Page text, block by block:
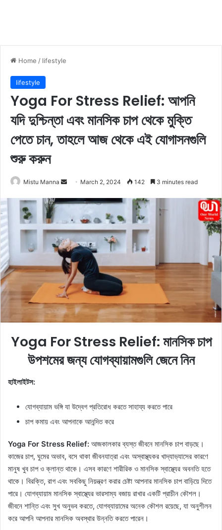
Home / lifestyle
lifestyle
Yoga For Stress Relief: আপনি
যদি দুশ্চিন্তা এবং মানসিক চাপ থেকে মুক্তি
পেতে চান, তাহলে আজ থেকে এই যোগাসনগুলি
শুরু করুন
Mistu Manna
n
a
n
e
m
a
i
l
March 2, 2024 142 3 minutes read
Yoga For Stress Relief: মানসিক চাপ
উপশমের জন্য যোগব্যায়ামগুলি জেনে নিন
হাইলাইটস:
যোগব্যায়াম ভঙ্গি যা উদ্বেগ প্রতিরোধ করতে সাহায্য করতে পারে
চাপ কমায় এবং আপনাকে আনন্দিত করে
Yoga For Stress Relief: আজকালকার ব্যস্ত জীবনে মানসিক চাপ বাড়ছে।
কাজের চাপ, ঘুমের অভাব, বসে থাকা জীবনযাত্রা এবং অস্বাস্থ্যকর খাদ্যাভ্যাসের কারণে
মানুষ খুব চাপ ও ক্লান্ত থাকে। এসব কারণে শারীরিক ও মানসিক স্বাস্থ্যের অবনতি হতে
থাকে। বিরক্তি, রাগ এবং সবকিছু নিয়ন্ত্রণ করার চেষ্টা আপনার মানসিক চাপ বাড়িয়ে দিতে
পারে। যোগব্যায়াম মানসিক স্বাস্থ্যের ভারসাম্য বজায় রাখার একটি প্রাচীন কৌশল।
জীবনে শান্তি এবং সুখ অনুভব করতে, যোগব্যায়ামের অনেক কৌশল রয়েছে, যা অনুশীলন
করে আপনি আপনার মানসিক অবস্থার উন্নতি করতে পারেন।